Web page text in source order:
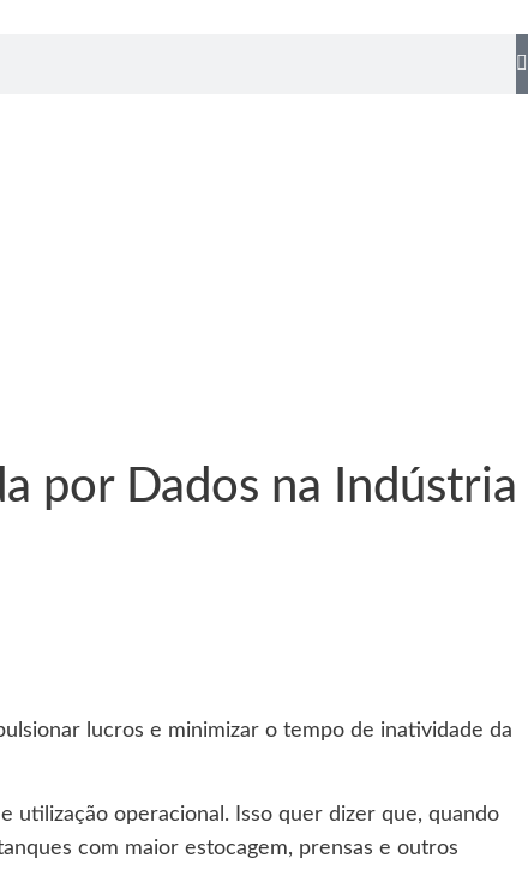
por Dados na Indústria
lucros e minimizar o tempo de inatividade da
utilização operacional. Isso quer dizer que, quando
com maior estocagem, prensas e outros